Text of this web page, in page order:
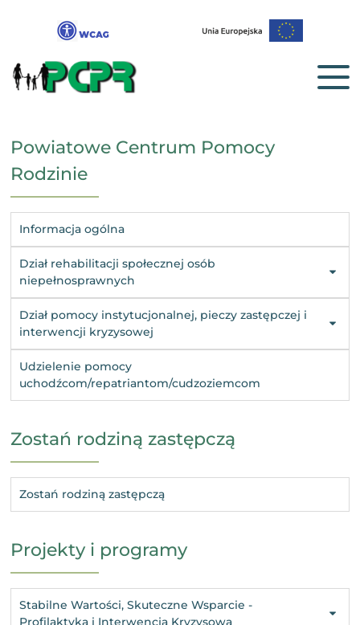
Powiatowe Centrum Pomocy
Rodzinie
Informacja ogólna
Dział rehabilitacji społecznej osób
niepełnosprawnych
Dział pomocy instytucjonalnej, pieczy zastępczej i
interwencji kryzysowej
Udzielenie pomocy
uchodźcom/repatriantom/cudzoziemcom
Zostań rodziną zastępczą
Zostań rodziną zastępczą
Projekty i programy
Stabilne Wartości, Skuteczne Wsparcie -
Profilaktyka i Interwencja Kryzysowa